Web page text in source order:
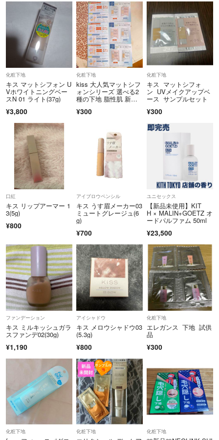
化粧下地
キス マットシフォン U
Vホワイトニングベー
スN 01 ライト(37g)
¥3,800
化粧下地
kiss 大人気マットシフ
ォンシリーズ 選べる2
種の下地 脂性肌 新商
テカ防止 メイク長持ち
¥300
化粧下地
キス マットシフォ
ン UVメイクアップベ
ース サンプルセット
¥300
口紅
キス リップアーマー 1
3(5g)
¥800
アイブロウペンシル
キス うす眉メーカー03
ミュートグレージュ(6
g)
¥700
ユニセックス
【新品未使用】KIT
H × MALIN+GOETZ オ
ードパルファム 50ml
¥23,500
ファンデーション
キス ミルキッシュガラ
スファンデ02(30g)
¥1,190
アイシャドウ
キス メロウシャドウ03
(5.3g)
¥800
化粧下地
エレガンス 下地 試供
品
¥300
化粧下地 化粧下地 化粧下地